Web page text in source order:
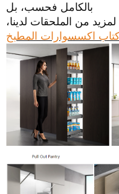
بالكامل فحسب، بل
لمزيد من الملحقات لدينا،